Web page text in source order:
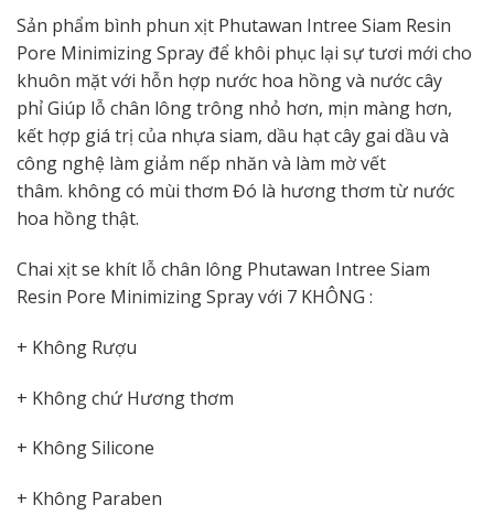
Sản phẩm bình phun xịt Phutawan Intree Siam Resin
Pore Minimizing Spray để khôi phục lại sự tươi mới cho
khuôn mặt với hỗn hợp nước hoa hồng và nước cây
phỉ Giúp lỗ chân lông trông nhỏ hơn, mịn màng hơn,
kết hợp giá trị của nhựa siam, dầu hạt cây gai dầu và
công nghệ làm giảm nếp nhăn và làm mờ vết
thâm. không có mùi thơm Đó là hương thơm từ nước
hoa hồng thật.
Chai xịt se khít lỗ chân lông Phutawan Intree Siam
Resin Pore Minimizing Spray với 7 KHÔNG :
+ Không Rượu
+ Không chứ Hương thơm
+ Không Silicone
+ Không Paraben